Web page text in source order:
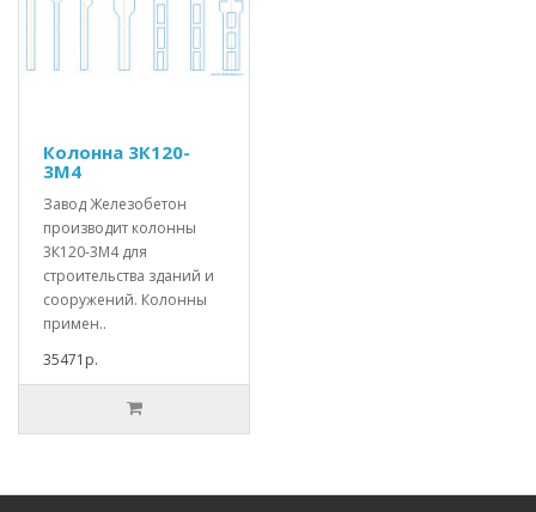
Колонна 3К120-
3М4
Завод Железобетон
производит колонны
3К120-3М4 для
строительства зданий и
сооружений. Колонны
примен..
35471р.